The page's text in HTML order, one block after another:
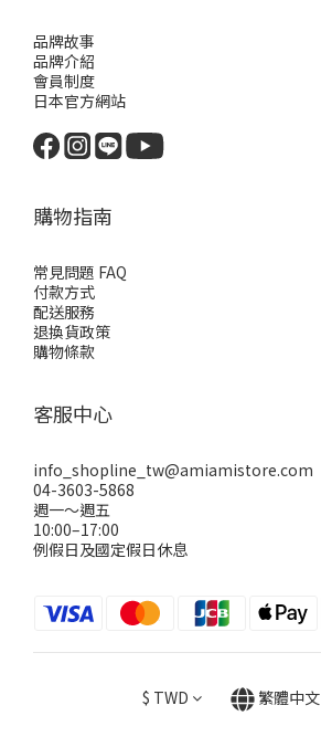
品牌故事
品牌介紹
會員制度
日本官方網站
購物指南
常見問題 FAQ
付款方式
配送服務
退換貨政策
購物條款
客服中心
info_shopline_tw@amiamistore.com
04-3603-5868
週一～週五
10:00–17:00
例假日及國定假日休息
$ TWD 繁體中文